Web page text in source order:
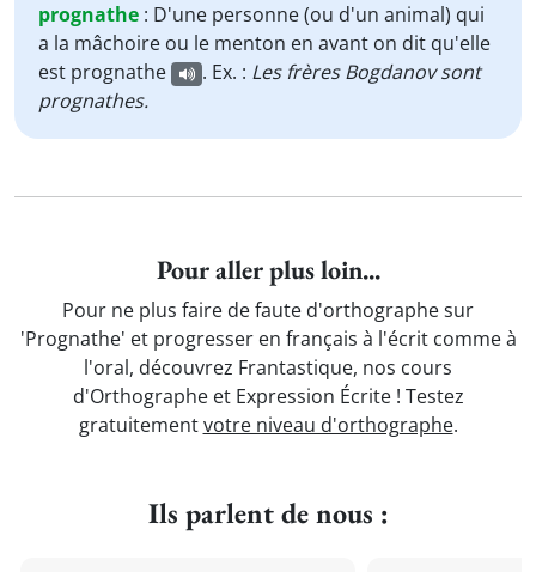
prognathe : D'une personne (ou d'un animal) qui
a la mâchoire ou le menton en avant on dit qu'elle
est prognathe
. Ex. : Les frères Bogdanov sont
prognathes.
Pour aller plus loin...
Pour ne plus faire de faute d'orthographe sur
'Prognathe' et progresser en français à l'écrit comme à
l'oral, découvrez Frantastique, nos cours
d'Orthographe et Expression Écrite ! Testez
gratuitementvotre niveau d'orthographe.
Ils parlent de nous :